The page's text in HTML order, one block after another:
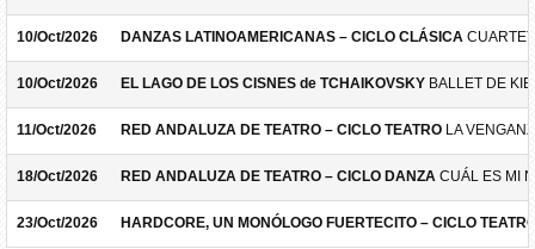
10/Oct/2026 DANZAS LATINOAMERICANAS – CICLO CLÁSICA
10/Oct/2026 EL LAGO DE LOS CISNES de TCHAIKOVSKY BALLET DE
11/Oct/2026 RED ANDALUZA DE TEATRO – CICLO TEATRO LA
18/Oct/2026 RED ANDALUZA DE TEATRO – CICLO DANZA CUÁL ES MI
23/Oct/2026 HARDCORE, UN MONÓLOGO FUERTECITO – CICLO